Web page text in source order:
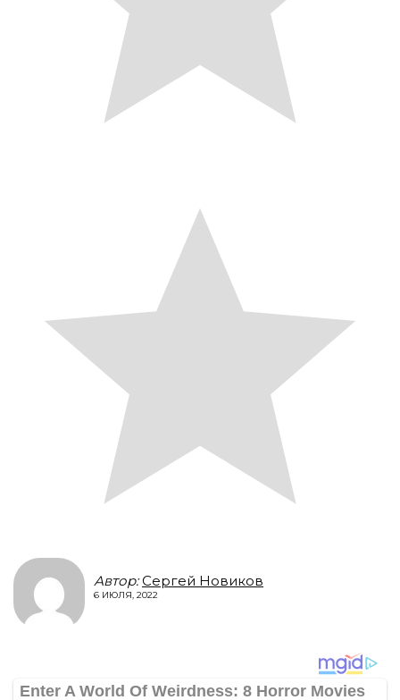
Автор: Сергей Новиков
6 ИЮЛЯ, 2022